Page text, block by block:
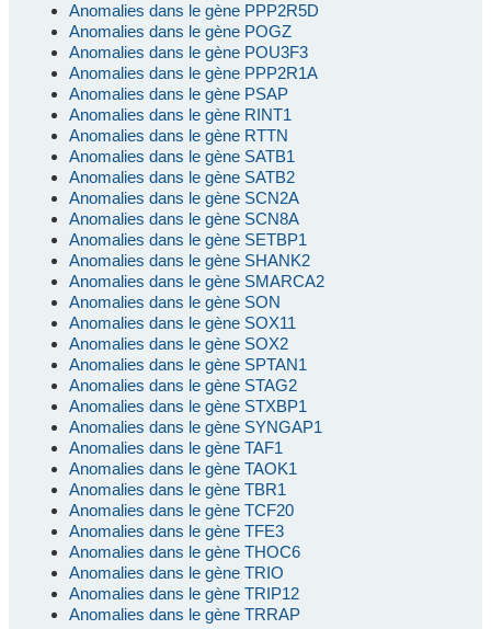
Anomalies dans le gène PPP2R5D
Anomalies dans le gène POGZ
Anomalies dans le gène POU3F3
Anomalies dans le gène PPP2R1A
Anomalies dans le gène PSAP
Anomalies dans le gène RINT1
Anomalies dans le gène RTTN
Anomalies dans le gène SATB1
Anomalies dans le gène SATB2
Anomalies dans le gène SCN2A
Anomalies dans le gène SCN8A
Anomalies dans le gène SETBP1
Anomalies dans le gène SHANK2
Anomalies dans le gène SMARCA2
Anomalies dans le gène SON
Anomalies dans le gène SOX11
Anomalies dans le gène SOX2
Anomalies dans le gène SPTAN1
Anomalies dans le gène STAG2
Anomalies dans le gène STXBP1
Anomalies dans le gène SYNGAP1
Anomalies dans le gène TAF1
Anomalies dans le gène TAOK1
Anomalies dans le gène TBR1
Anomalies dans le gène TCF20
Anomalies dans le gène TFE3
Anomalies dans le gène THOC6
Anomalies dans le gène TRIO
Anomalies dans le gène TRIP12
Anomalies dans le gène TRRAP